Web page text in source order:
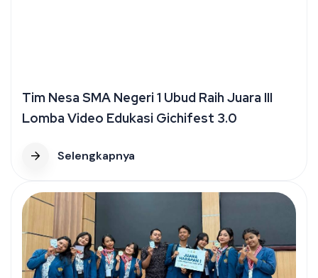
Tim Nesa SMA Negeri 1 Ubud Raih Juara III
Lomba Video Edukasi Gichifest 3.0
Selengkapnya